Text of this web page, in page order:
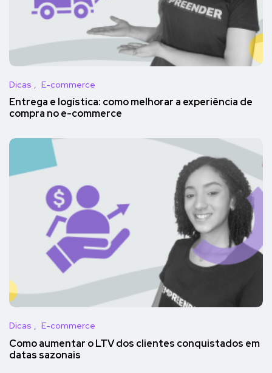
Dicas E-commerce
Entrega e logística: como melhorar a experiência de
compra no e-commerce
Dicas E-commerce
Como aumentar o LTV dos clientes conquistados em
datas sazonais